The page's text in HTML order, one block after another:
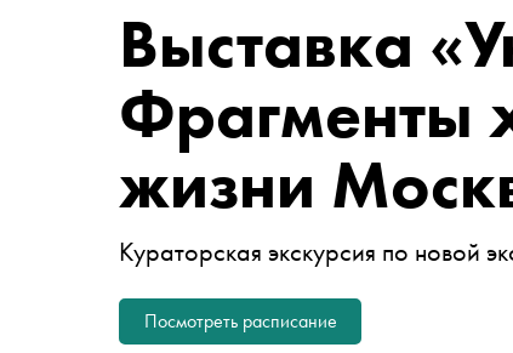
Выставка
Фрагменты
жизни
Кураторская экскурсия по новой
Посмотреть расписание